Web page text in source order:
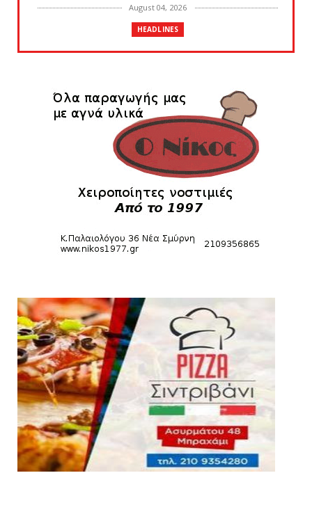
August 04, 2026
HEADLINES
Θλίψη για τον χαμό του Γιώργου
SLIDE
Ξεκινά η ελεύθερη διάθεση των εισιτηρίων
διαρκείας του βόλεϊ...
August 04, 2026
HEADLINES
Kυανέρυθρη και επίσημα η Πάτερου
August 04, 2026
Πανιώνια Εκπομπή: Έπεσε η αυλαία της
ΕΠΙΚΑΙΡΟΤΗΤΑ
LIVE η Πανιώνια Εκπομπή!
August 03, 2026